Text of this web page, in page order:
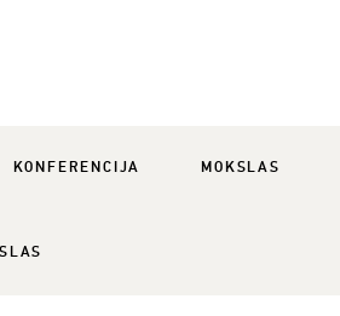
KONFERENCIJA MOKSLAS